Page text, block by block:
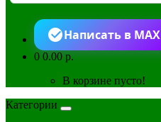
Написать в MAX
00.00 р.
В корзине пусто!
Категории